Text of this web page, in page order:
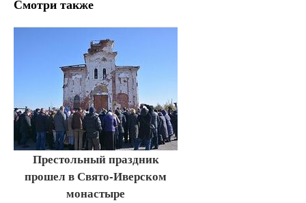
Смотри также
Престольный праздник
прошел в Свято-Иверском
монастыре